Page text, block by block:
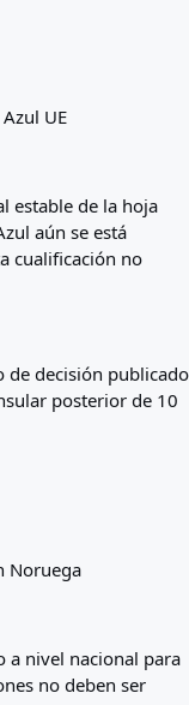
UE
estable de la hoja
aún se está
cualificación no
de decisión publicado
posterior de 10
Noruega
a nivel nacional para
no deben ser